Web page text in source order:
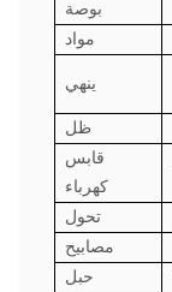
بوصة
مواد
ينهي
ظل
قابس
كهرباء
تحول
مصابيح
حبل